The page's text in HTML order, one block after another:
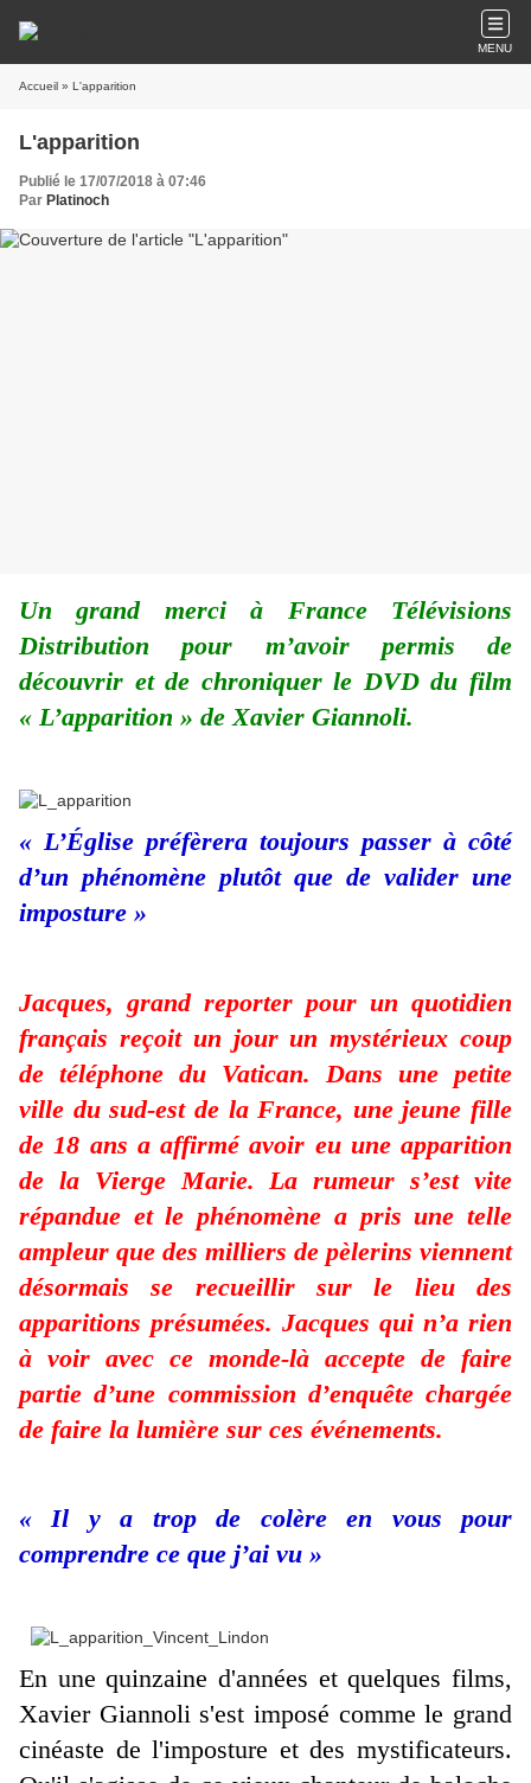
MENU
Accueil » L'apparition
L'apparition
Publié le 17/07/2018 à 07:46
Par Platinoch
Un grand merci à France Télévisions
Distribution pour m’avoir permis de
découvrir et de chroniquer le DVD du film
« L’apparition » de Xavier Giannoli.
« L’Église préfèrera toujours passer à côté
d’un phénomène plutôt que de valider une
imposture »
Jacques, grand reporter pour un quotidien
français reçoit un jour un mystérieux coup
de téléphone du Vatican. Dans une petite
ville du sud-est de la France, une jeune fille
de 18 ans a affirmé avoir eu une apparition
de la Vierge Marie. La rumeur s’est vite
répandue et le phénomène a pris une telle
ampleur que des milliers de pèlerins viennent
désormais se recueillir sur le lieu des
apparitions présumées. Jacques qui n’a rien
à voir avec ce monde-là accepte de faire
partie d’une commission d’enquête chargée
de faire la lumière sur ces événements.
« Il y a trop de colère en vous pour
comprendre ce que j’ai vu »
En une quinzaine d'années et quelques films,
Xavier Giannoli s'est imposé comme le grand
cinéaste de l'imposture et des mystificateurs.